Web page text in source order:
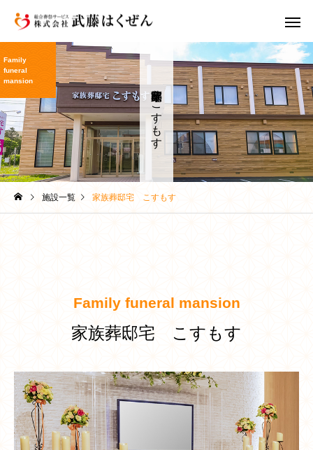
家族葬 一日葬
葬儀豆知識
お葬式の全体像と2日間の
葬儀豆知識
お葬式の費用の内訳と
家族葬邸宅 こすもす
Family
funeral
mansion
施設一覧 家族葬邸宅 こすもす
Family funeral mansion
家族葬邸宅 こすもす